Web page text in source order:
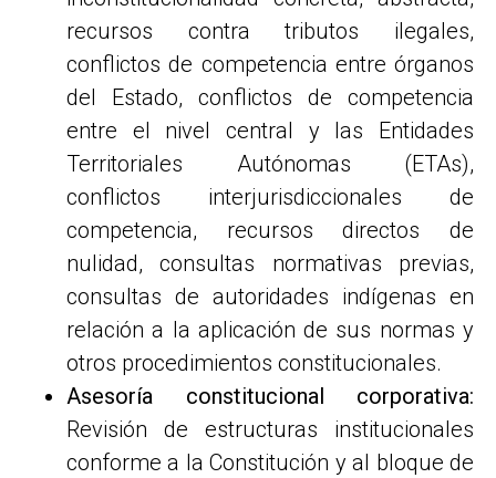
recursos contra tributos ilegales,
conflictos de competencia entre órganos
del Estado, conflictos de competencia
entre el nivel central y las Entidades
Territoriales Autónomas (ETAs),
conflictos interjurisdiccionales de
competencia, recursos directos de
nulidad, consultas normativas previas,
consultas de autoridades indígenas en
relación a la aplicación de sus normas y
otros procedimientos constitucionales.
Asesoría constitucional corporativa:
Revisión de estructuras institucionales
conforme a la Constitución y al bloque de